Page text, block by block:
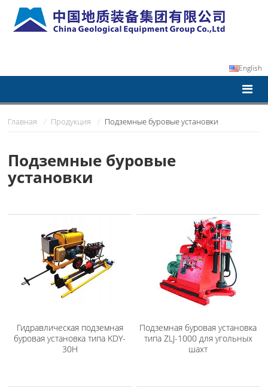
English
Главная Продукция Подземные буровые установки
Подземные буровые
установки
Гидравлическая подземная
буровая установка типа KDY-
30H
Подземная буровая установка
типа ZLJ-1000 для угольных
шахт